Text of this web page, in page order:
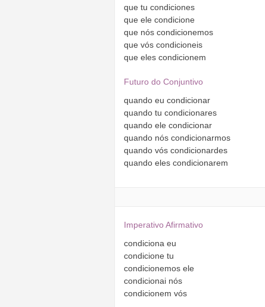
que tu condiciones
que ele condicione
que nós condicionemos
que vós condicioneis
que eles condicionem
Futuro do Conjuntivo
quando eu condicionar
quando tu condicionares
quando ele condicionar
quando nós condicionarmos
quando vós condicionardes
quando eles condicionarem
Imperativo Afirmativo
condiciona eu
condicione tu
condicionemos ele
condicionai nós
condicionem vós